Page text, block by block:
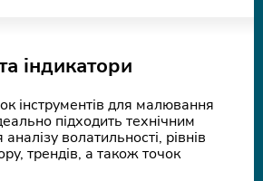
індикатори
інструментів для малювання
підходить технічним
волатильності, рівнів
трендів, а також точок